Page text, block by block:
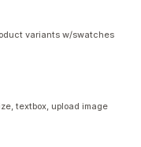
variants w/swatches
textbox, upload image